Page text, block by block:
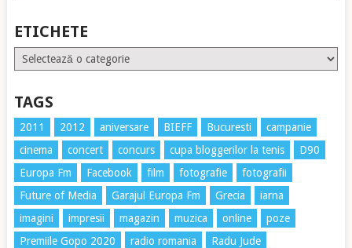
ETICHETE
Etichete
TAGS
2011 2012 aniversare BIEFF Bucuresti
campanie
cinema
concert concurs cupa bloggerilor la tenis
D90
Europa Fm
Facebook film fotografie
fotografii
Future of Media
Garajul Europa Fm Grecia
iarna
imagini
impresii magazin muzica online
poze
Premiile Gopo 2020
radio romania
Radu Jude